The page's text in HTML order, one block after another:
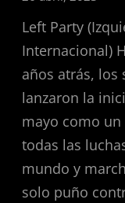
Left Party
Internacional)
años atrás, los
lanzaron la
mayo como
todas las
mundo y
solo puño